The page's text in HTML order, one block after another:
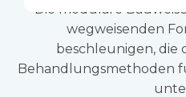
Die modulare
wegweisenden
beschleunigen, die
Behandlungsmethoden